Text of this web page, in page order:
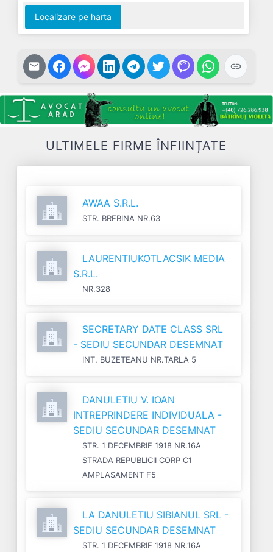
Localizare pe harta
ULTIMELE FIRME ÎNFIINȚATE
AWAA S.R.L.
STR. BREBINA NR.63
LAURENTIUKOTLACSIK MEDIA
S.R.L.
NR.328
SECRETARY DATE CLASS SRL
- SEDIU SECUNDAR DESEMNAT
INT. BUZETEANU NR.TARLA 5
DANULETIU V. IOAN
INTREPRINDERE INDIVIDUALA -
SEDIU SECUNDAR DESEMNAT
STR. 1 DECEMBRIE 1918 NR.16A
STRADA REPUBLICII CORP C1
AMPLASAMENT F5
LA DANULETIU SIBIANUL SRL -
SEDIU SECUNDAR DESEMNAT
STR. 1 DECEMBRIE 1918 NR.16A